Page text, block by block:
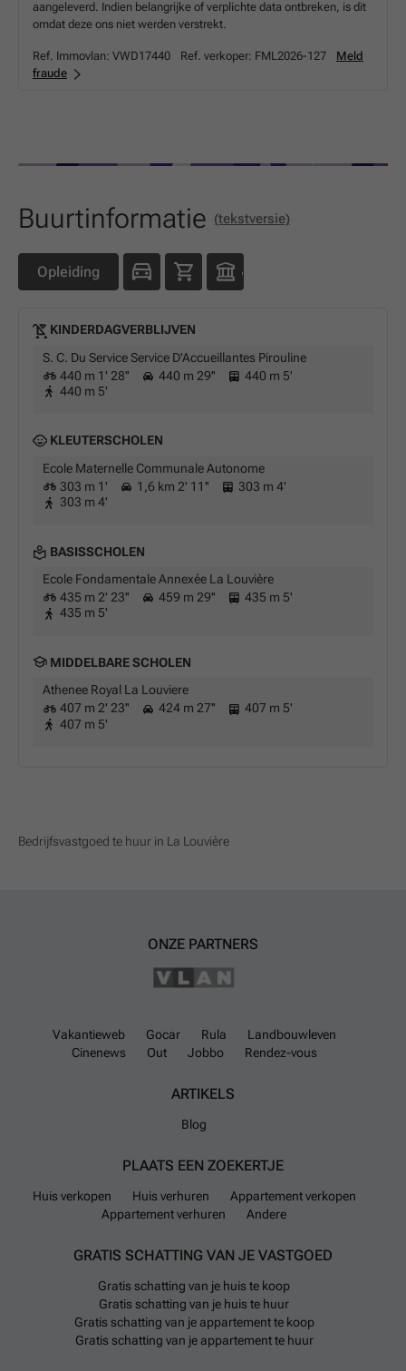
aangeleverd. Indien belangrijke of verplichte data ontbreken, is dit
omdat deze ons niet werden verstrekt.
Ref. Immovlan: VWD17440 Ref. verkoper: FML2026-127
Meld
fraude
Buurtinformatie (tekstversie)
Opleiding
KINDERDAGVERBLIJVEN
S. C. Du Service Service D'Accueillantes Pirouline
440 m 1' 28''
440 m 29''
440 m 5'
440 m 5'
KLEUTERSCHOLEN
Ecole Maternelle Communale Autonome
303 m 1'
1,6 km 2' 11''
303 m 4'
303 m 4'
BASISSCHOLEN
Ecole Fondamentale Annexée La Louvière
435 m 2' 23''
459 m 29''
435 m 5'
435 m 5'
MIDDELBARE SCHOLEN
Athenee Royal La Louviere
407 m 2' 23''
424 m 27''
407 m 5'
407 m 5'
Bedrijfsvastgoed te huur in La Louvière
ONZE PARTNERS
Vakantieweb Gocar Rula
Landbouwleven
Cinenews
Out Jobbo Rendez-vous
ARTIKELS
Blog
PLAATS EEN ZOEKERTJE
Huis verkopen Huis verhuren
Appartement verkopen
Appartement verhuren
Andere
GRATIS SCHATTING VAN JE VASTGOED
Gratis schatting van je huis te koop
Gratis schatting van je huis te huur
Gratis schatting van je appartement te koop
Gratis schatting van je appartement te huur